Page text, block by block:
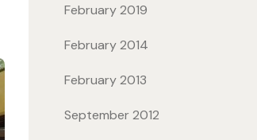
February 2019
February 2014
February 2013
September 2012